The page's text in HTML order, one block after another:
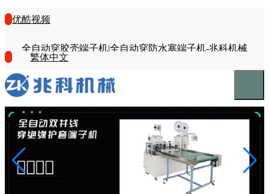
优酷视频
全自动穿胶壳端子机|全自动穿防水塞端子机-兆科机械
繁体中文